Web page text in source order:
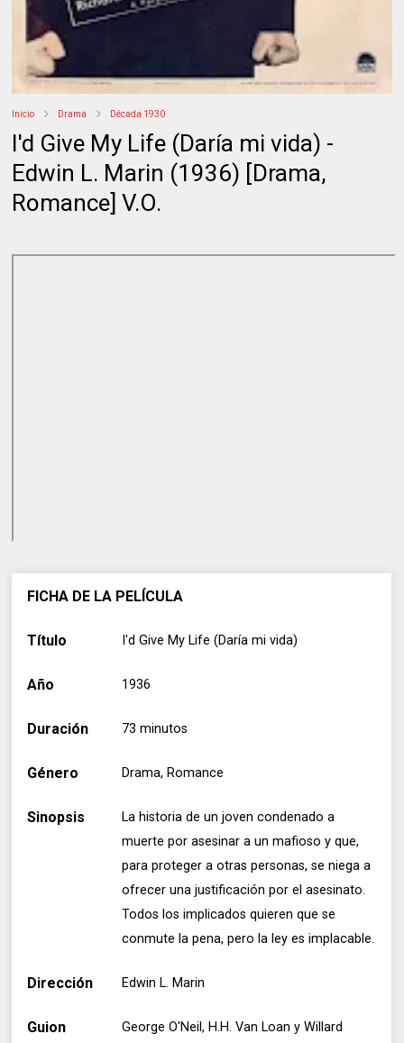
Inicio Drama Década 1930
I'd Give My Life (Daría mi vida) -
Edwin L. Marin (1936) [Drama,
Romance] V.O.
FICHA DE LA PELÍCULA
Título I'd Give My Life (Daría mi vida)
Año 1936
Duración 73 minutos
Género Drama, Romance
Sinopsis
La historia de un joven condenado a
muerte por asesinar a un mafioso y que,
para proteger a otras personas, se niega a
ofrecer una justificación por el asesinato.
Todos los implicados quieren que se
conmute la pena, pero la ley es implacable.
Dirección Edwin L. Marin
Guion
George O'Neil, H.H. Van Loan y Willard